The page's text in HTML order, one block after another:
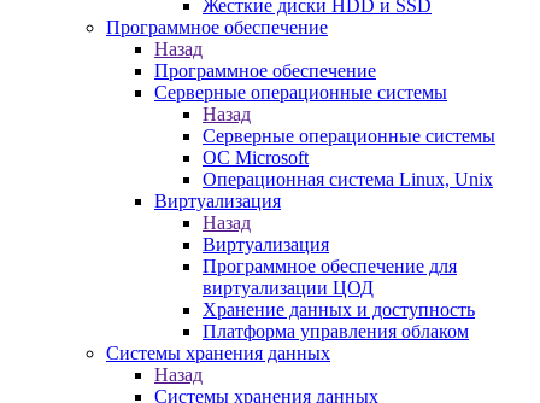
Жесткие диски HDD и SSD
Программное обеспечение
Назад
Программное обеспечение
Серверные операционные системы
Назад
Серверные операционные системы
ОС Microsoft
Операционная система Linux, Unix
Виртуализация
Назад
Виртуализация
Программное обеспечение для
виртуализации ЦОД
Хранение данных и доступность
Платформа управления облаком
Системы хранения данных
Назад
Системы хранения данных